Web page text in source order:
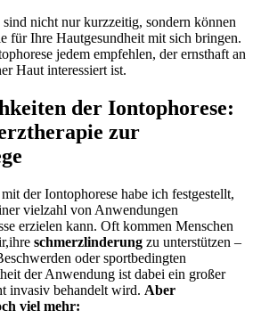
⁤nicht nur kurzzeitig, sondern können
für Ihre Hautgesundheit mit​ sich bringen.
jedem empfehlen, der ⁢ernsthaft an
Haut interessiert ist.
der Iontophorese:​
zur
der Iontophorese habe ich festgestellt,
vielzahl von Anwendungen
erzielen kann. Oft kommen Menschen
schmerzlinderung zu unterstützen –
oder sportbedingten
der Anwendung ist dabei ein großer
invasiv behandelt wird. Aber
viel mehr: